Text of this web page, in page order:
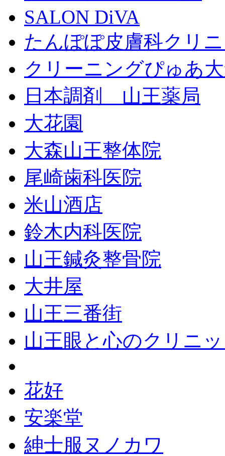
SALON DiVA
たんぽぽ皮膚科クリ
クリーニングぴゅあ
日本調剤 山王薬局
大花園
大森山王整体院
尾崎歯科医院
米山酒店
鈴木内科医院
山王鍼灸整骨院
大井屋
山王三番街
山王眼と心のクリニ
花好
安楽堂
紳士服ヌノカワ